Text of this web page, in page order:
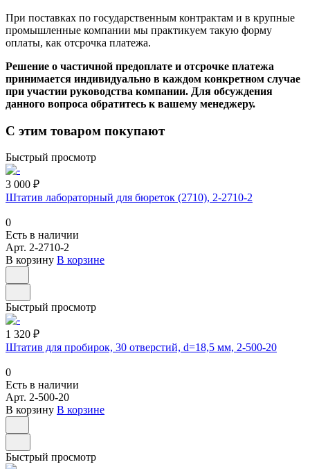
При поставках по государственным контрактам и в крупные
промышленные компании мы практикуем такую форму
оплаты, как отсрочка платежа.
Решение о частичной предоплате и отсрочке платежа
принимается индивидуально в каждом конкретном случае
при участии руководства компании. Для обсуждения
данного вопроса обратитесь к вашему менеджеру.
С этим товаром покупают
Быстрый просмотр
3 000 ₽
Штатив лабораторный для бюреток (2710), 2-2710-2
0
Есть в наличии
Арт. 2-2710-2
В корзину В корзине
Быстрый просмотр
1 320 ₽
Штатив для пробирок, 30 отверстий, d=18,5 мм, 2-500-20
0
Есть в наличии
Арт. 2-500-20
В корзину В корзине
Быстрый просмотр